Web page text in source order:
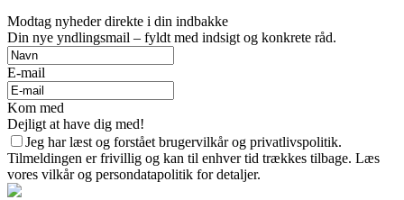
Modtag nyheder direkte i din indbakke
Din nye yndlingsmail – fyldt med indsigt og konkrete råd.
E-mail
Kom med
Dejligt at have dig med!
Jeg har læst og forstået brugervilkår og privatlivspolitik.
Tilmeldingen er frivillig og kan til enhver tid trækkes tilbage. Læs
vores vilkår og persondatapolitik for detaljer.